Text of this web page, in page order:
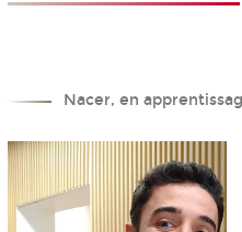
Nacer, en